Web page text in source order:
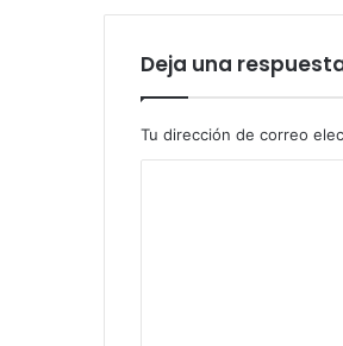
Deja una
Tu dirección de correo